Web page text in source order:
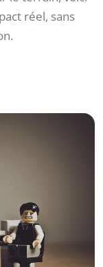
réel, sans